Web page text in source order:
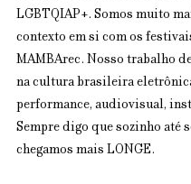
LGBTQIAP+. Somos muito
contexto em si com os
MAMBArec. Nosso trabalho
na cultura brasileira
performance, audiovisual,
Sempre digo que sozinho até
chegamos mais LONGE.